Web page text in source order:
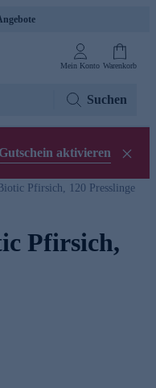
Mein Konto Warenkorb
Suchen
Gutschein aktivieren
Pfirsich, 120 Presslinge
Pfirsich,